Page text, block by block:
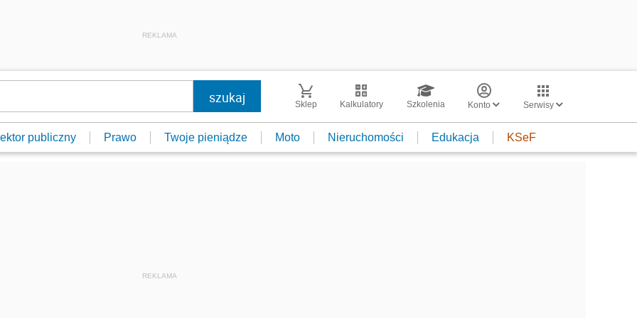
REKLAMA
Sklep Kalkulatory Szkolenia Konto Serwisy
publiczny Prawo Twoje pieniądze Moto Nieruchomości Edukacja KSeF